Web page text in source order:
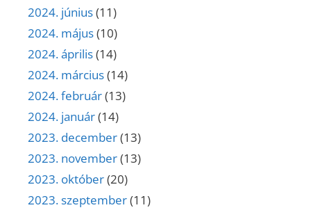
2024. június(11)
2024. május(10)
2024. április(14)
2024. március(14)
2024. február(13)
2024. január(14)
2023. december(13)
2023. november(13)
2023. október(20)
2023. szeptember(11)